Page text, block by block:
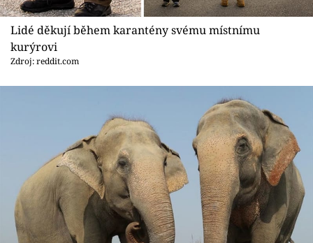
Lidé děkují během karantény svému místnímu
kurýrovi
Zdroj: reddit.com